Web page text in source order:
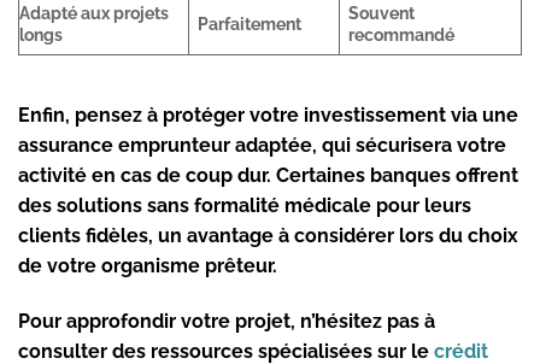
Adapté aux projets
longs
Parfaitement
Souvent
recommandé
Enfin, pensez à protéger votre investissement via une
assurance emprunteur adaptée, qui sécurisera votre
activité en cas de coup dur. Certaines banques offrent
des solutions sans formalité médicale pour leurs
clients fidèles, un avantage à considérer lors du choix
de votre organisme prêteur.
Pour approfondir votre projet, n’hésitez pas à
consulter des ressources spécialisées sur le crédit